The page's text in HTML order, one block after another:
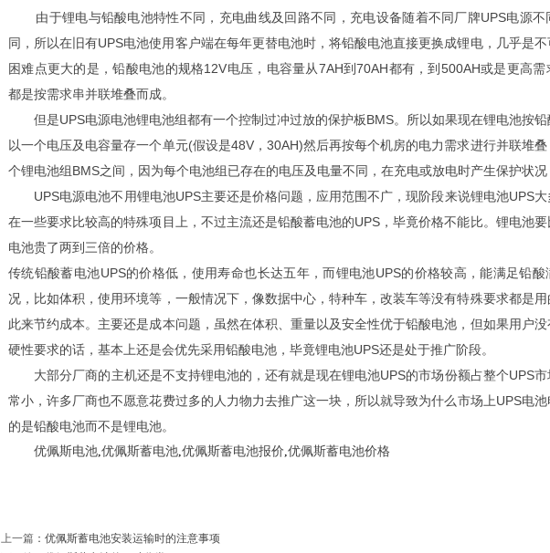
由于锂电与铅酸电池特性不同，充电曲线及回路不同，充电设备随着不同厂牌UPS电源不
同，所以在旧有UPS电池使用客户端在每年更替电池时，将铅酸电池直接更换成锂电，几乎是不
困难点更大的是，铅酸电池的规格12V电压，电容量从7AH到70AH都有，到500AH或是更高
都是按需求串并联堆叠而成。
但是UPS电源电池锂电池组都有一个控制过冲过放的保护板BMS。所以如果现在锂电池按铅
以一个电压及电容量存一个单元(假设是48V，30AH)然后再按每个机房的电力需求进行并联堆
个锂电池组BMS之间，因为每个电池组已存在的电压及电量不同，在充电或放电时产生保护状况
UPS电源电池不用锂电池UPS主要还是价格问题，应用范围不广，现阶段来说锂电池UPS大
在一些要求比较高的特殊项目上，不过主流还是铅酸蓄电池的UPS，毕竟价格不能比。锂电池
电池贵了两到三倍的价格。
传统铅酸蓄电池UPS的价格低，使用寿命也长达五年，而锂电池UPS的价格较高，能满足铅酸
况，比如体积，使用环境等，一般情况下，像数据中心，特种车，改装车等没有特殊要求都是用
此来节约成本。主要还是成本问题，虽然在体积、重量以及安全性优于铅酸电池，但如果用户
硬性要求的话，基本上还是会优先采用铅酸电池，毕竟锂电池UPS还是处于推广阶段。
大部分厂商的主机还是不支持锂电池的，还有就是现在锂电池UPS的市场份额占整个UPS市
常小，许多厂商也不愿意花费过多的人力物力去推广这一块，所以就导致为什么市场上UPS电池
的是铅酸电池而不是锂电池。
优佩斯电池,优佩斯蓄电池,优佩斯蓄电池报价,优佩斯蓄电池价格
上一篇 ： 优佩斯蓄电池安装运输时的注意事项